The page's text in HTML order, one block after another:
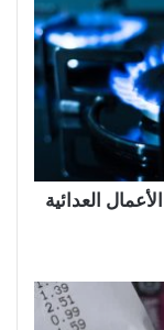
العدائية